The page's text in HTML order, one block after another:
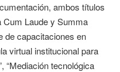
ambos títulos
Cum Laude y Summa
de capacitaciones en
virtual institucional para
“Mediación tecnológica